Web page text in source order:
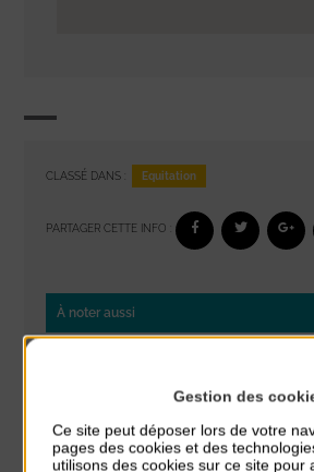
CLASSÉ DANS : Equitation
PARTAGER CETTE INFO :
À noter aussi
Place du Général de Gaulle
Concert
Gestion des
Ce site peut déposer lors de votre
pages des cookies et des
utilisons des cookies sur ce site pour